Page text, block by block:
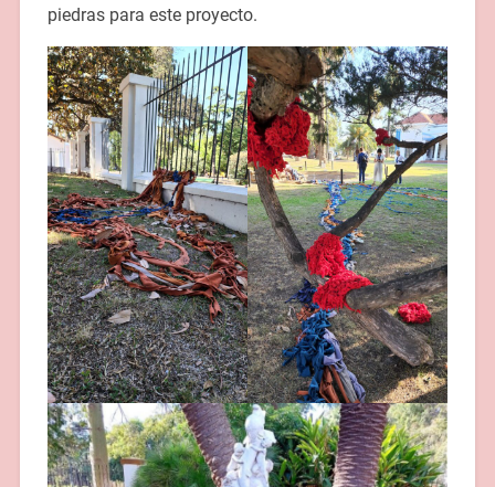
piedras para este proyecto.